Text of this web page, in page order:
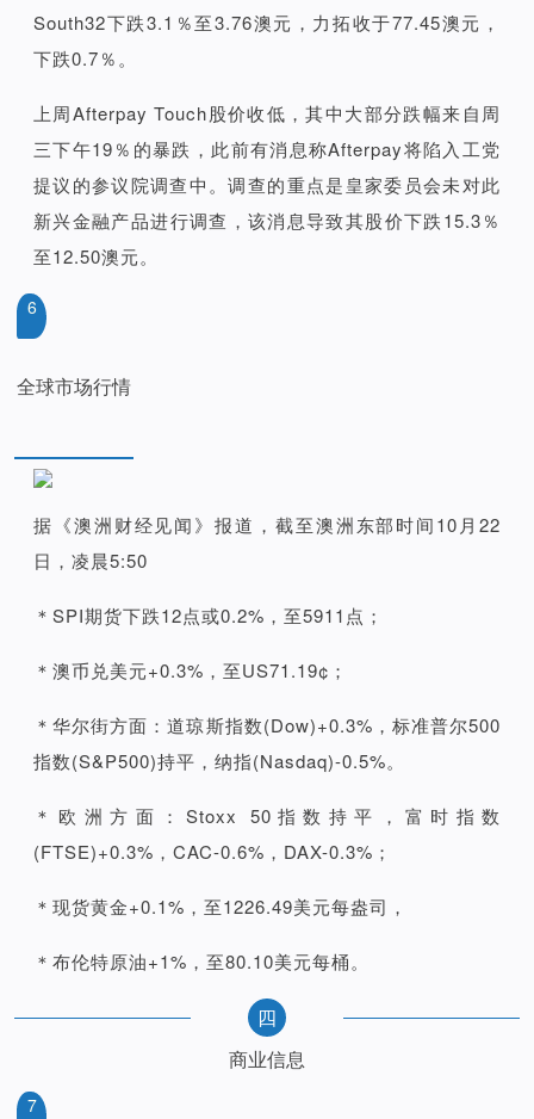
South32下跌3.1％至3.76澳元，力拓收于77.45澳元，
下跌0.7％。
上周Afterpay Touch股价收低，其中大部分跌幅来自周
三下午19％的暴跌，此前有消息称Afterpay将陷入工党
提议的参议院调查中。调查的重点是皇家委员会未对此
新兴金融产品进行调查，该消息导致其股价下跌15.3％
至12.50澳元。
6
全球市场行情
据《澳洲财经见闻》报道，截至澳洲东部时间10月22
日，凌晨5:50
＊SPI期货下跌12点或0.2%，至5911点；
＊澳币兑美元+0.3%，至US71.19¢；
＊华尔街方面：道琼斯指数(Dow)+0.3%，标准普尔500
指数(S&P500)持平，纳指(Nasdaq)-0.5%。
＊欧洲方面：Stoxx 50指数持平，富时指数
(FTSE)+0.3%，CAC-0.6%，DAX-0.3%；
＊现货黄金+0.1%，至1226.49美元每盎司，
＊布伦特原油+1%，至80.10美元每桶。
四
商业信息
7